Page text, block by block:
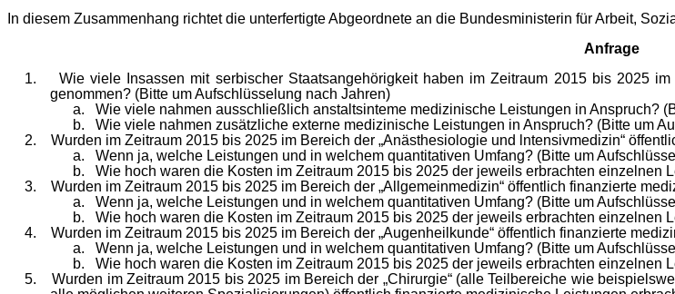
In diesem Zusammenhang richtet die unterfertigte Abgeordnete an die Bundes­ministerin für Arbeit,
Anfrage
1. Wie viele Insassen mit serbischer Staatsangehörigkeit haben im Zeitraum 2015 bis 2025
genommen? (Bitte um Aufschlüsselung nach Jahren)
a. Wie viele nahmen ausschließlich anstaltsinteme medizinische Leistungen in Anspruch?
b. Wie viele nahmen zusätzliche externe medizinische Leistungen in Anspruch? (Bitte um
2. Wurden im Zeitraum 2015 bis 2025 im Bereich der „Anästhesiologie und lntensivmedizin“
a. Wenn ja, welche Leistungen und in welchem quantitativen Umfang? (Bitte um
b. Wie hoch waren die Kosten im Zeitraum 2015 bis 2025 der jeweils erbrachten einzelnen
3. Wurden im Zeitraum 2015 bis 2025 im Bereich der „Allgemeinmedizin“ öffentlich finanzierte
a. Wenn ja, welche Leistungen und in welchem quantitativen Umfang? (Bitte um
b. Wie hoch waren die Kosten im Zeitraum 2015 bis 2025 der jeweils erbrachten einzelnen
4. Wurden im Zeitraum 2015 bis 2025 im Bereich der „Augenheilkunde“ öffentlich finanzierte
a. Wenn ja, welche Leistungen und in welchem quantitativen Umfang? (Bitte um
b. Wie hoch waren die Kosten im Zeitraum 2015 bis 2025 der jeweils erbrachten einzelnen
5. Wurden im Zeitraum 2015 bis 2025 im Bereich der „Chirurgie“ (alle Teilbereiche wie